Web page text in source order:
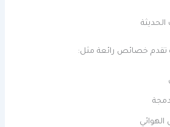
تقدم خصائص رائعة مثل: